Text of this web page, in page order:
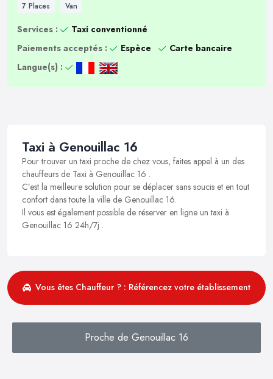
7 Places Van
Services :
Taxi conventionné
Paiements acceptés :
Espèce
Carte bancaire
Langue(s) :
Taxi à Genouillac 16
Pour trouver un taxi proche de chez vous, faites appel à un des
chauffeurs de Taxi à Genouillac 16 .
C’est la meilleure solution pour se déplacer sans soucis et en tout
confort dans toute la ville de Genouillac 16.
Il vous est également possible de réserver en ligne un taxi à
Genouillac 16 24h/7j .
Vous êtes Chauffeur ? : Référencez votre établissement
Proche de Genouillac 16